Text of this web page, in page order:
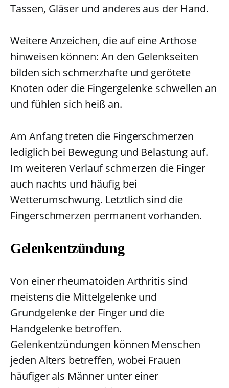
Tassen, Gläser und anderes aus der Hand.
Weitere Anzeichen, die auf eine Arthose
hinweisen können: An den Gelenkseiten
bilden sich schmerzhafte und gerötete
Knoten oder die Fingergelenke schwellen an
und fühlen sich heiß an.
Am Anfang treten die Fingerschmerzen
lediglich bei Bewegung und Belastung auf.
Im weiteren Verlauf schmerzen die Finger
auch nachts und häufig bei
Wetterumschwung. Letztlich sind die
Fingerschmerzen permanent vorhanden.
Gelenkentzündung
Von einer rheumatoiden Arthritis sind
meistens die Mittelgelenke und
Grundgelenke der Finger und die
Handgelenke betroffen.
Gelenkentzündungen können Menschen
jeden Alters betreffen, wobei Frauen
häufiger als Männer unter einer